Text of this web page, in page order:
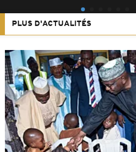
PLUS D'ACTUALITÉS